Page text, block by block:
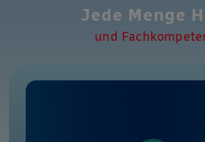
Jede Menge
und